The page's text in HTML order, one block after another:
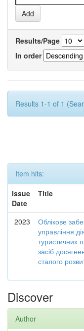
Results/Page
In order
Results 1-1 of 1
Item hits:
Issue
Date
Title
2023
Облікове
управління
туристичних
засіб
сталого
Discover
Author